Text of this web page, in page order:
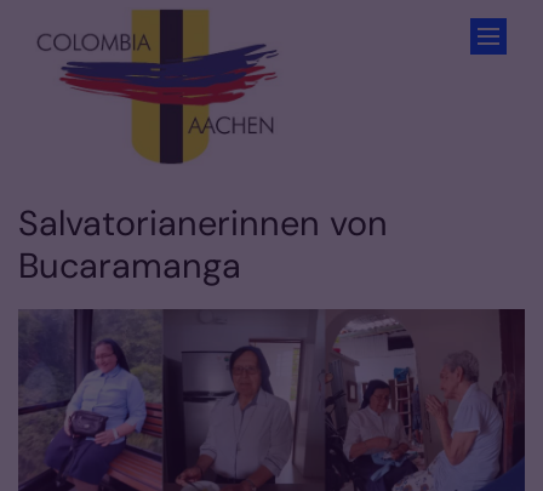
Zum Inhalt springen
Salvatorianerinnen von
Bucaramanga